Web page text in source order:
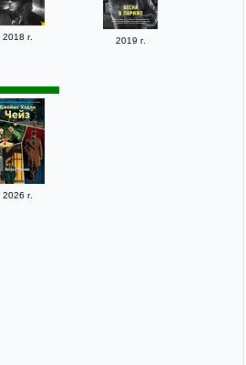
2018 г. 2019 г.
2026 г.